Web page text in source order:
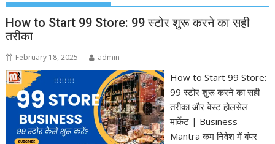
How to Start 99 Store: 99 स्टोर शुरू करने का सही
तरीका
February 18, 2025 admin
How to Start 99 Store:
99 स्टोर शुरू करने का सही
तरीका और बेस्ट होलसेल
मार्केट | Business
Mantra कम निवेश में बंपर